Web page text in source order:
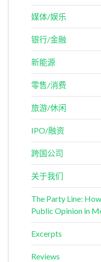
媒体/娱乐
银行/金融
新能源
零售/消费
旅游/休闲
IPO/融资
跨国公司
关于我们
The Party Line:
Public Opinion in
Excerpts
Reviews